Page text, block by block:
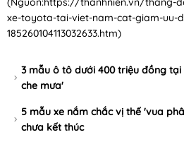
xe-toyota-tai-viet-nam-cat-giam-uu-
185260104113032633.htm)
3 mẫu ô tô dưới 400 triệu đồng tại
che mưa'
5 mẫu xe nắm chắc vị thế 'vua
chưa kết thúc